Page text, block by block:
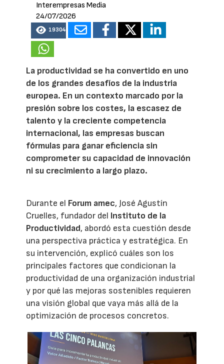
Interempresas Media
24/07/2026
19304
La productividad se ha convertido en uno
de los grandes desafíos de la industria
europea. En un contexto marcado por la
presión sobre los costes, la escasez de
talento y la creciente competencia
internacional, las empresas buscan
fórmulas para ganar eficiencia sin
comprometer su capacidad de innovación
ni su crecimiento a largo plazo.
Durante el Forum amec, José Agustín
Cruelles, fundador del Instituto de la
Productividad, abordó esta cuestión desde
una perspectiva práctica y estratégica. En
su intervención, explicó cuáles son los
principales factores que condicionan la
productividad de una organización industrial
y por qué las mejoras sostenibles requieren
una visión global que vaya más allá de la
optimización de procesos concretos.